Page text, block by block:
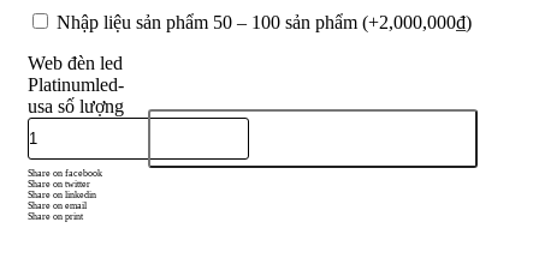
Nhập liệu sản phẩm 50 – 100 sản phẩm (+2,000,000₫)
Web đèn led
Platinumled-
usa số lượng
Share on facebook
Share on twitter
Share on linkedin
Share on email
Share on print